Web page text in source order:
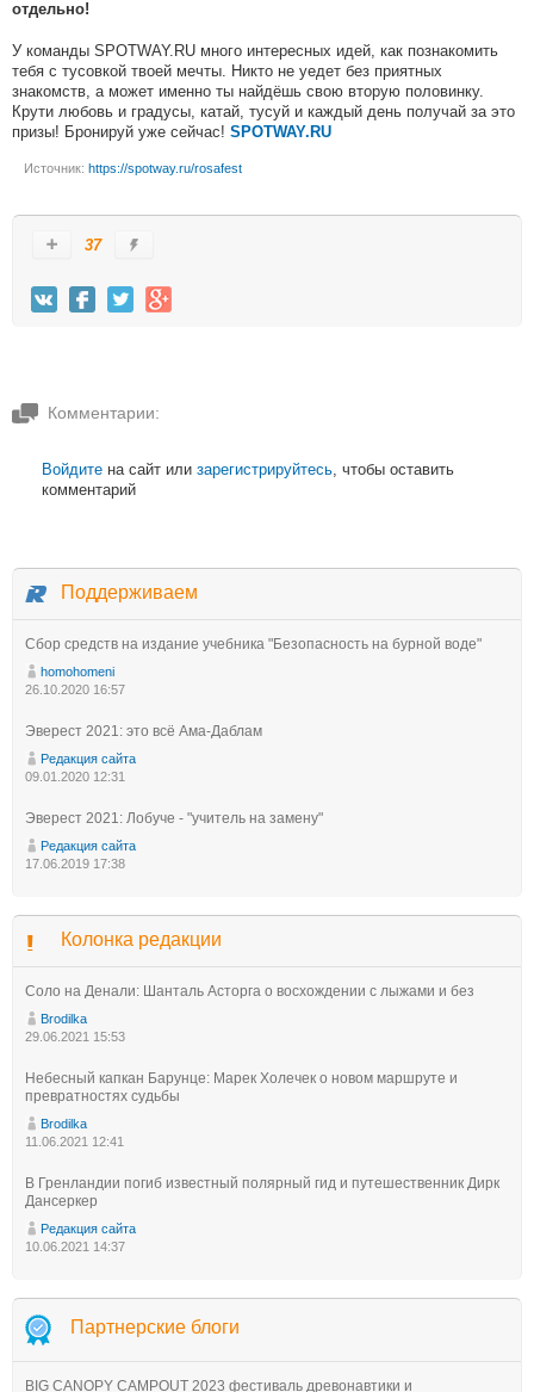
отдельно!
У команды SPOTWAY.RU много интересных идей, как познакомить
тебя с тусовкой твоей мечты. Никто не уедет без приятных
знакомств, а может именно ты найдёшь свою вторую половинку.
Крути любовь и градусы, катай, тусуй и каждый день получай за это
призы! Бронируй уже сейчас! SPOTWAY.RU
Источник: https://spotway.ru/rosafest
37
Комментарии:
Войдите на сайт или зарегистрируйтесь, чтобы оставить
комментарий
Поддерживаем
Сбор средств на издание учебника "Безопасность на бурной воде"
homohomeni
26.10.2020 16:57
Эверест 2021: это всё Ама-Даблам
Редакция сайта
09.01.2020 12:31
Эверест 2021: Лобуче - "учитель на замену"
Редакция сайта
17.06.2019 17:38
Колонка редакции
Соло на Денали: Шанталь Асторга о восхождении с лыжами и без
Brodilka
29.06.2021 15:53
Небесный капкан Барунце: Марек Холечек о новом маршруте и
превратностях судьбы
Brodilka
11.06.2021 12:41
В Гренландии погиб известный полярный гид и путешественник Дирк
Дансеркер
Редакция сайта
10.06.2021 14:37
Партнерские блоги
BIG CANOPY CAMPOUT 2023 фестиваль древонавтики и